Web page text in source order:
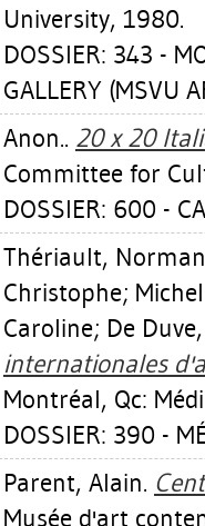
University, 1980.
DOSSIER: 343 -
GALLERY (MSVU
Anon.. 20 x 20
Committee for
DOSSIER: 600 -
Thériault,
Christophe;
Caroline; De
internationales
Montréal, Qc:
DOSSIER: 390 -
Parent, Alain.
Musée d'art